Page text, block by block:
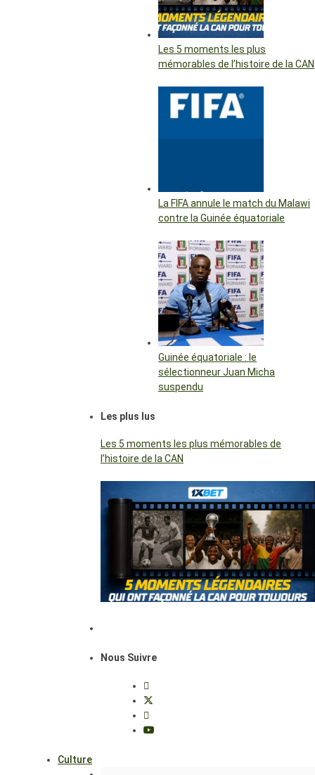
Les 5 moments les plus
mémorables de l’histoire de la CAN
La FIFA annule le match du Malawi
contre la Guinée équatoriale
Guinée équatoriale : le
sélectionneur Juan Micha
suspendu
Les plus lus
Les 5 moments les plus mémorables de
l’histoire de la CAN
Nous Suivre
Culture